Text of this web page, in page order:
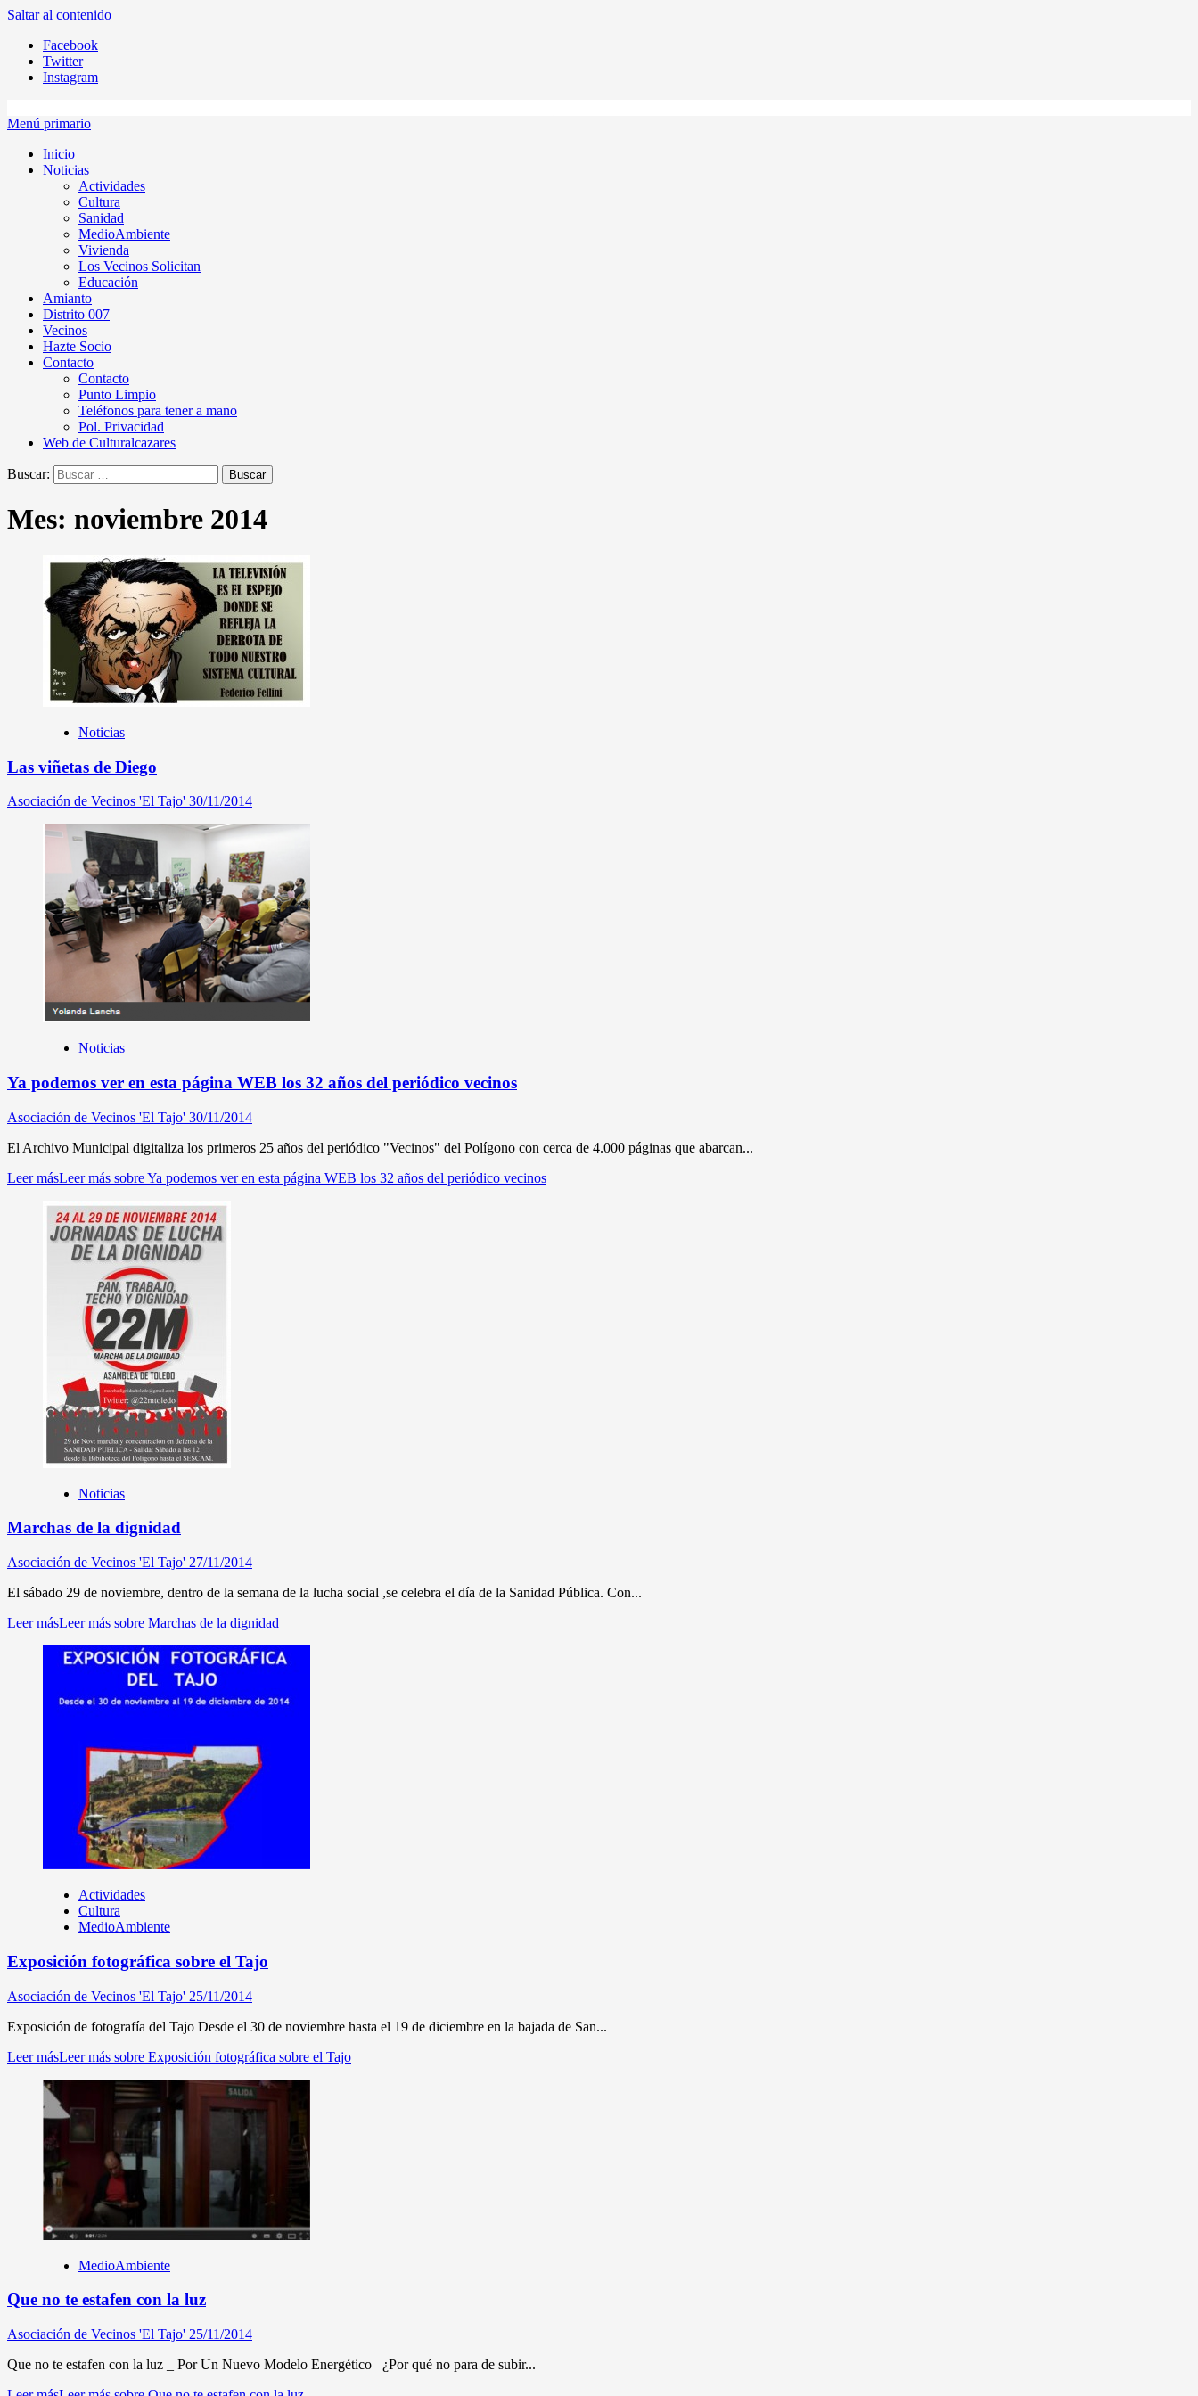
Saltar al contenido
Facebook
Twitter
Instagram
Menú primario
Inicio
Noticias
Actividades
Cultura
Sanidad
MedioAmbiente
Vivienda
Los Vecinos Solicitan
Educación
Amianto
Distrito 007
Vecinos
Hazte Socio
Contacto
Contacto
Punto Limpio
Teléfonos para tener a mano
Pol. Privacidad
Web de Culturalcazares
Buscar:
Mes: noviembre 2014
Noticias
Las viñetas de Diego
Asociación de Vecinos 'El Tajo' 30/11/2014
Noticias
Ya podemos ver en esta página WEB los 32 años del periódico vecinos
Asociación de Vecinos 'El Tajo' 30/11/2014
El Archivo Municipal digitaliza los primeros 25 años del periódico "Vecinos" del Polígono con cerca de 4.000 páginas que abarcan...
Leer másLeer más sobre Ya podemos ver en esta página WEB los 32 años del periódico vecinos
Noticias
Marchas de la dignidad
Asociación de Vecinos 'El Tajo' 27/11/2014
El sábado 29 de noviembre, dentro de la semana de la lucha social ,se celebra el día de la Sanidad Pública. Con...
Leer másLeer más sobre Marchas de la dignidad
Actividades
Cultura
MedioAmbiente
Exposición fotográfica sobre el Tajo
Asociación de Vecinos 'El Tajo' 25/11/2014
Exposición de fotografía del Tajo Desde el 30 de noviembre hasta el 19 de diciembre en la bajada de San...
Leer másLeer más sobre Exposición fotográfica sobre el Tajo
MedioAmbiente
Que no te estafen con la luz
Asociación de Vecinos 'El Tajo' 25/11/2014
Que no te estafen con la luz _ Por Un Nuevo Modelo Energético ¿Por qué no para de subir...